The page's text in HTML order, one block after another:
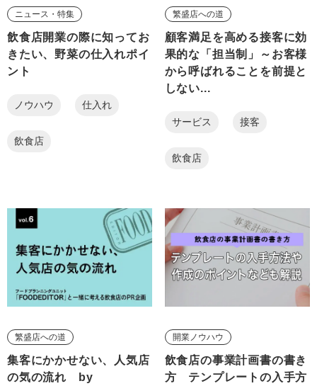
ニュース・特集
飲食店開業の際に知ってお
きたい、野菜の仕入れポイ
ント
ノウハウ 仕入れ
飲食店
繁盛店への道
顧客満足を高める接客に効
果的な「担当制」～お客様
から呼ばれることを前提と
しない...
サービス 接客
飲食店
繁盛店への道
集客にかかせない、人気店
の気の流れ by
開業ノウハウ
飲食店の事業計画書の書き
方 テンプレートの入手方